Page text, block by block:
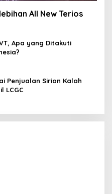
All New Terios
Apa yang Ditakuti
Penjualan Sirion Kalah
LCGC